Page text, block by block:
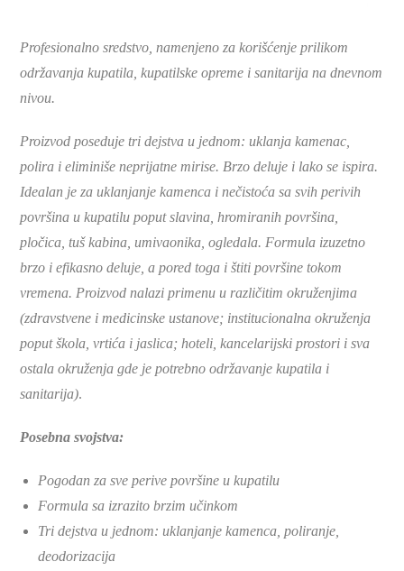
Profesionalno sredstvo, namenjeno za korišćenje prilikom
održavanja kupatila, kupatilske opreme i sanitarija na dnevnom
nivou.
Proizvod poseduje tri dejstva u jednom: uklanja kamenac,
polira i eliminiše neprijatne mirise. Brzo deluje i lako se ispira.
Idealan je za uklanjanje kamenca i nečistoća sa svih perivih
površina u kupatilu poput slavina, hromiranih površina,
pločica, tuš kabina, umivaonika, ogledala. Formula izuzetno
brzo i efikasno deluje, a pored toga i štiti površine tokom
vremena. Proizvod nalazi primenu u različitim okruženjima
(zdravstvene i medicinske ustanove; institucionalna okruženja
poput škola, vrtića i jaslica; hoteli, kancelarijski prostori i sva
ostala okruženja gde je potrebno održavanje kupatila i
sanitarija).
Posebna svojstva:
Pogodan za sve perive površine u kupatilu
Formula sa izrazito brzim učinkom
Tri dejstva u jednom: uklanjanje kamenca, poliranje,
deodorizacija